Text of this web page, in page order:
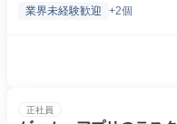
業界未経験歓迎 +2個
正社員